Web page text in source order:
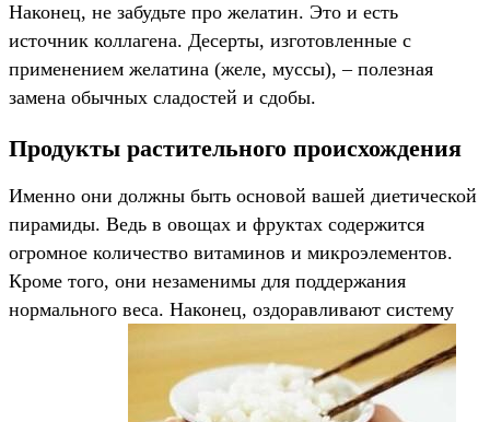
Наконец, не забудьте про желатин. Это и есть
источник коллагена. Десерты, изготовленные с
применением желатина (желе, муссы), – полезная
замена обычных сладостей и сдобы.
Продукты растительного происхождения
Именно они должны быть основой вашей диетической
пирамиды. Ведь в овощах и фруктах содержится
огромное количество витаминов и микроэлементов.
Кроме того, они незаменимы для поддержания
нормального веса. Наконец, оздоравливают систему